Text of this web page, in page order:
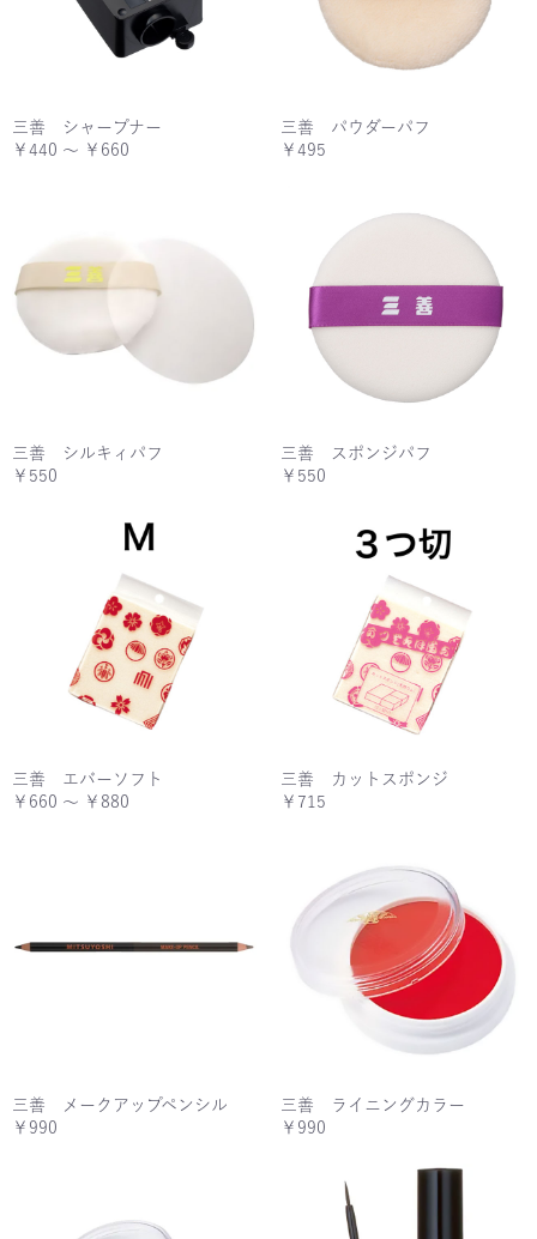
三善 シャープナー
￥440 ～ ￥660
三善 パウダーパフ
￥495
三善 シルキィパフ
￥550
三善 スポンジパフ
￥550
三善 エバーソフト
￥660 ～ ￥880
三善 カットスポンジ
￥715
三善 メークアップペンシル
￥990
三善 ライニングカラー
￥990